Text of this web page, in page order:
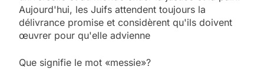
Aujourd'hui, les Juifs attendent toujours la
délivrance promise et considèrent qu'ils doivent
œuvrer pour qu'elle advienne
Que signifie le mot «messie»?